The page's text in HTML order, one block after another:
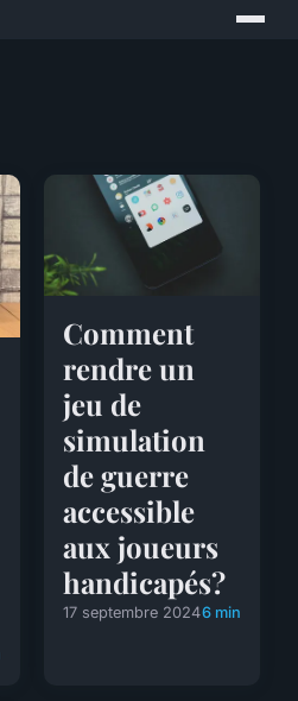
Comment
rendre un
jeu de
simulation
de guerre
accessible
aux joueurs
handicapés?
17 septembre 20246 min